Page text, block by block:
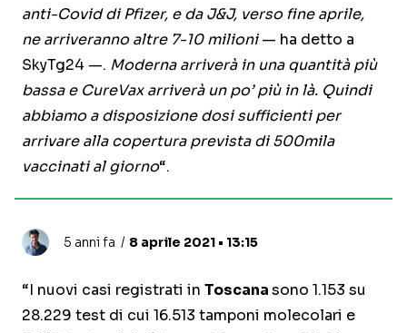
anti-Covid di Pfizer, e da J&J, verso fine aprile,
ne arriveranno altre 7-10 milioni— ha detto a
SkyTg24 —. Moderna arriverà in una quantità più
bassa e CureVax arriverà un po’ più in là. Quindi
abbiamo a disposizione dosi sufficienti per
arrivare alla copertura prevista di 500mila
vaccinati al giorno“.
5 anni fa 8 aprile 2021 • 13:15
“I nuovi casi registrati in Toscanasono 1.153 su
28.229 test di cui 16.513 tamponi molecolari e